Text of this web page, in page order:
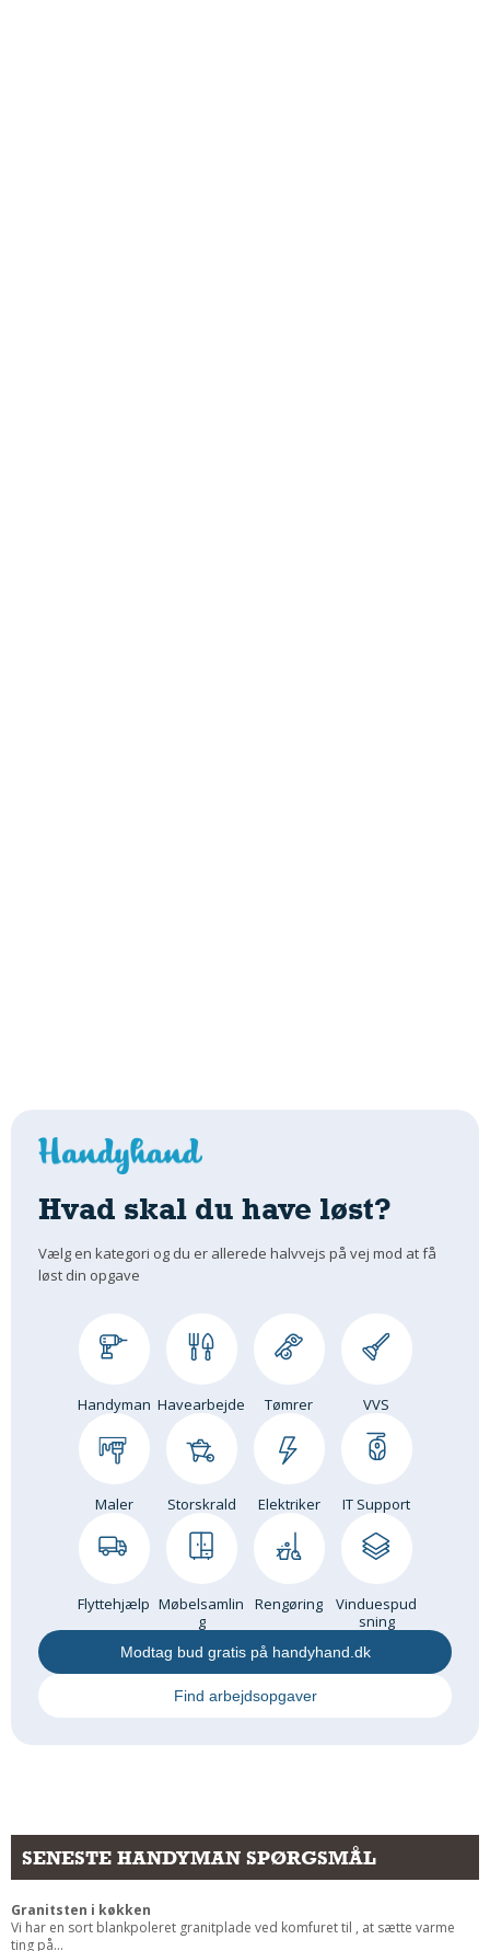
Hvad skal du have løst?
Vælg en kategori og du er allerede halvvejs på vej mod at få
løst din opgave
Handyman Havearbejde Tømrer VVS
Maler Storskrald Elektriker IT Support
Flyttehjælp Møbelsamlin
g
Rengøring
Vinduespud
sning
Modtag bud gratis på handyhand.dk
Find arbejdsopgaver
SENESTE HANDYMAN SPØRGSMÅL
Granitsten i køkken
Vi har en sort blankpoleret granitplade ved komfuret til , at sætte varme
ting på...